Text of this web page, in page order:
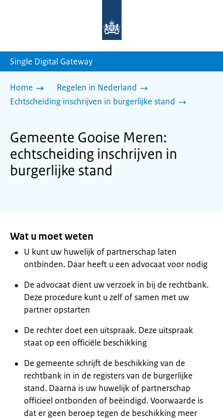
homepage
Single Digital Gateway
Home
Regelen in Nederland
Echtscheiding inschrijven in burgerlijke stand
Gemeente Gooise Meren:
echtscheiding inschrijven in
burgerlijke stand
Wat u moet weten
U kunt uw huwelijk of partnerschap laten
ontbinden. Daar heeft u een advocaat voor nodig
De advocaat dient uw verzoek in bij de rechtbank.
Deze procedure kunt u zelf of samen met uw
partner opstarten
De rechter doet een uitspraak. Deze uitspraak
staat op een officiële beschikking
De gemeente schrijft de beschikking van de
rechtbank in in de registers van de burgerlijke
stand. Daarna is uw huwelijk of partnerschap
officieel ontbonden of beëindigd. Voorwaarde is
dat er geen beroep tegen de beschikking meer